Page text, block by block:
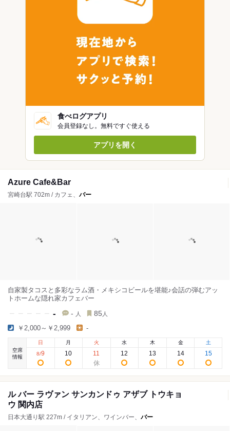
食べログアプリ
会員登録なし。無料ですぐ使える
アプリを開く
Azure Cafe&Bar
宮崎台駅 702m / カフェ、 バー
自家製タコスと多彩なラム酒・メキシコビールを堪能♪会話の弾むアッ
トホームな隠れ家カフェバー
- - 人 85 人
￥2,000～￥2,999 -
空席
情報
日
8/9
月
10
火
11
水
12
木
13
金
14
土
15
ル バー ラヴァン サンカンドゥ アザブ トウキョ
ウ 関内店
日本大通り駅 227m / イタリアン、ワインバー、 バー